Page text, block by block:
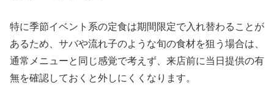
特に季節イベント系の定食は期間限定で入れ替わることが
あるため、サバや流れ子のような旬の食材を狙う場合は、
通常メニューと同じ感覚で考えず、来店前に当日提供の有
無を確認しておくと外しにくくなります。